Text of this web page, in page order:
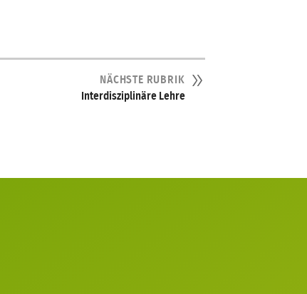
NÄCHSTE RUBRIK
Interdisziplinäre Lehre